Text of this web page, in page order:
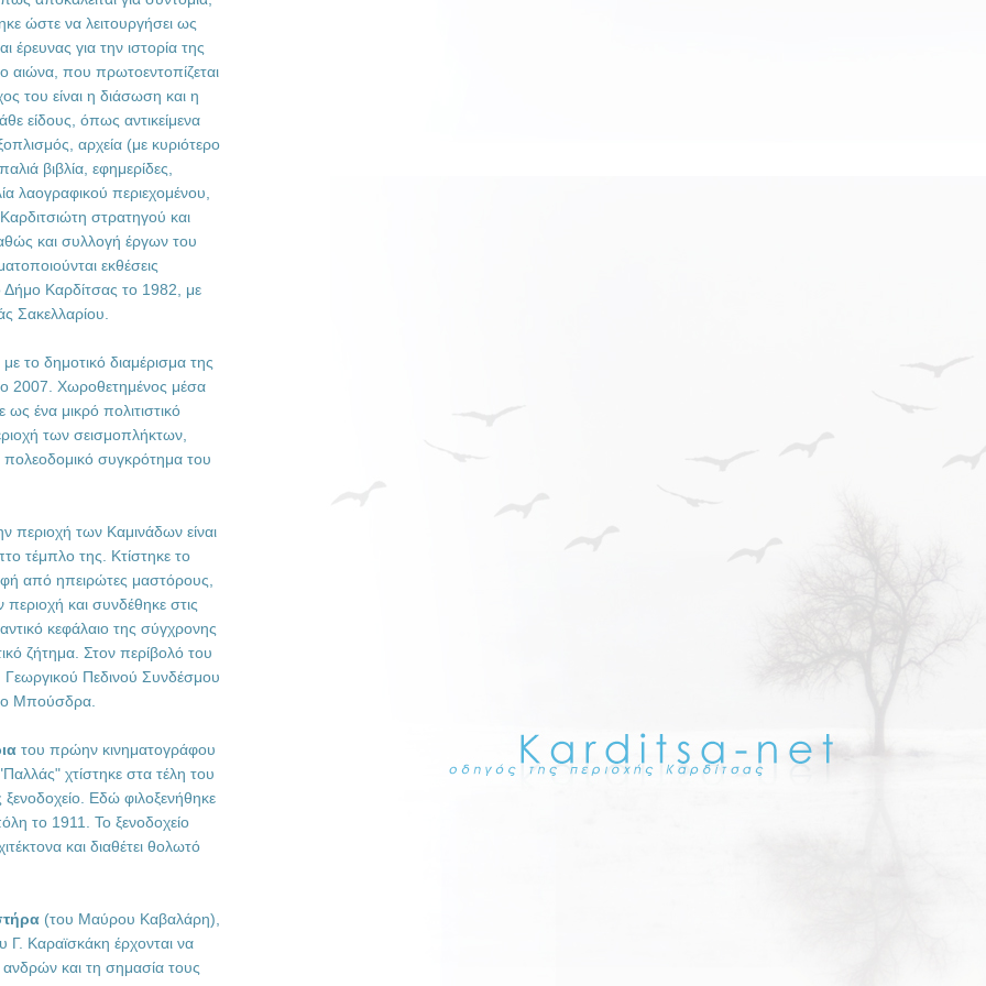
ώστε να λειτουργήσει ως
έρευνας για την ιστορία της
αιώνα, που πρωτοεντοπίζεται
του είναι η διάσωση και η
είδους, όπως αντικείμενα
αρχεία (με κυριότερο
βιβλία, εφημερίδες,
λαογραφικού περιεχομένου,
στρατηγού και
και συλλογή έργων του
εκθέσεις
Καρδίτσας το 1982, με
Σακελλαρίου.
το δημοτικό διαμέρισμα της
2007. Χωροθετημένος μέσα
ένα μικρό πολιτιστικό
των σεισμοπλήκτων,
συγκρότημα του
περιοχή των Καμινάδων είναι
τέμπλο της. Κτίστηκε το
από ηπειρώτες μαστόρους,
περιοχή και συνδέθηκε στις
κεφάλαιο της σύγχρονης
ζήτημα. Στον περίβολό του
Γεωργικού Πεδινού Συνδέσμου
Μπούσδρα.
του πρώην κινηματογράφου
χτίστηκε στα τέλη του
Εδώ φιλοξενήθηκε
το 1911. Το ξενοδοχείο
και διαθέτει θολωτό
(του Μαύρου Καβαλάρη),
Γ. Καραϊσκάκη έρχονται να
και τη σημασία τους